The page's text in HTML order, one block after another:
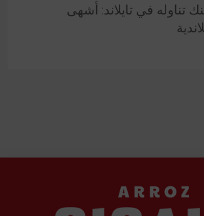
تناوله في تايلاند: أشهى